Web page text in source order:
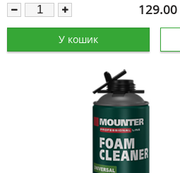
129.00
У кошик